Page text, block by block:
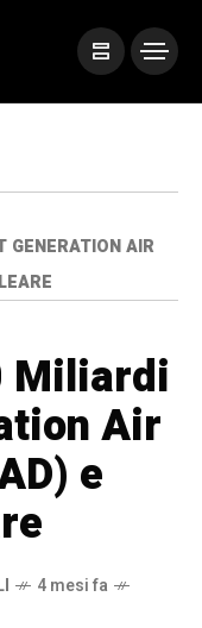
GENERATION AIR
Miliardi
Air
e
4 mesi fa